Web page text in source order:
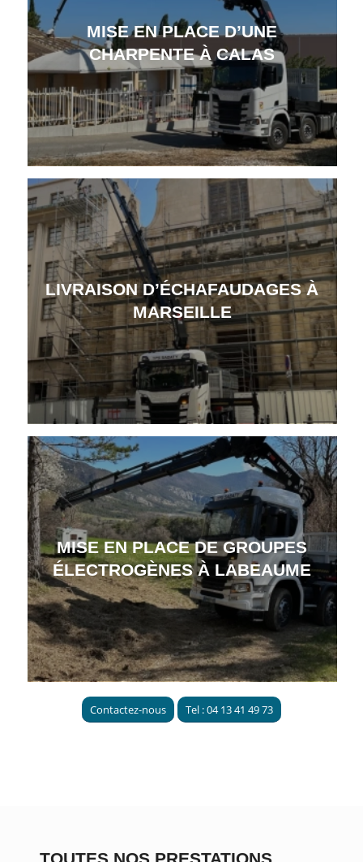
MISE EN PLACE D’UNE
CHARPENTE À CALAS
LIVRAISON D’ÉCHAFAUDAGES À
MARSEILLE
MISE EN PLACE DE GROUPES
ÉLECTROGÈNES À LABEAUME
Contactez-nous Tel : 04 13 41 49 73